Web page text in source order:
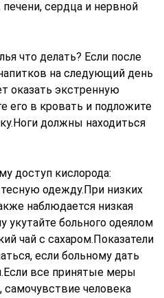
сердца и нервной
что делать? Если после
на следующий день
оказать экстренную
его в кровать и подложите
должны находиться
доступ кислорода:
одежду.При низких
наблюдается низкая
укутайте больного одеялом
чай с сахаром.Показатели
если больному дать
все принятые меры
человека